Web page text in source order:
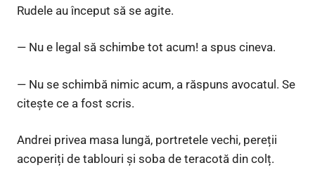
Rudele au început să se agite.
— Nu e legal să schimbe tot acum! a spus cineva.
— Nu se schimbă nimic acum, a răspuns avocatul. Se
citește ce a fost scris.
Andrei privea masa lungă, portretele vechi, pereții
acoperiți de tablouri și soba de teracotă din colț.